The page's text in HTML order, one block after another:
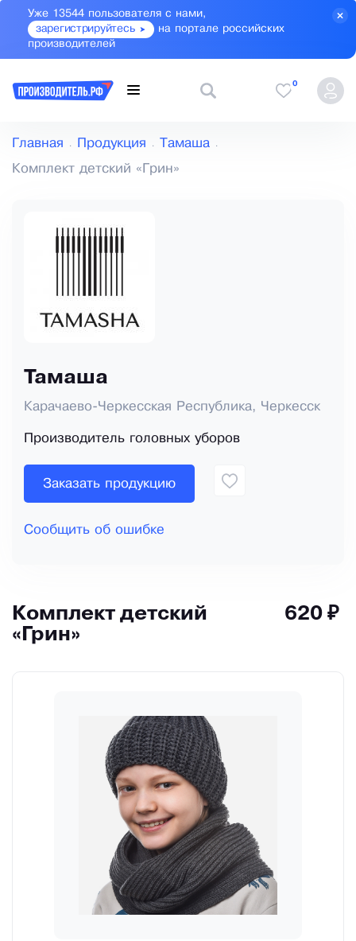
Уже 13544 пользователя с нами,
зарегистрируйтесь
на портале российских
производителей
0
Главная Продукция Тамаша
Комплект детский «Грин»
Тамаша
Карачаево-Черкесская Республика, Черкесск
Производитель головных уборов
Заказать продукцию
Сообщить об ошибке
Комплект детский
«Грин»
620 ₽